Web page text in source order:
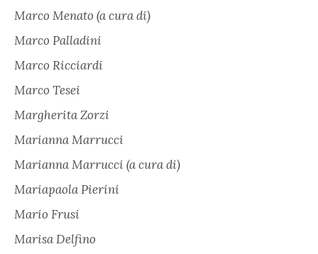
Marco Menato (a cura di)
Marco Palladini
Marco Ricciardi
Marco Tesei
Margherita Zorzi
Marianna Marrucci
Marianna Marrucci (a cura di)
Mariapaola Pierini
Mario Frusi
Marisa Delfino